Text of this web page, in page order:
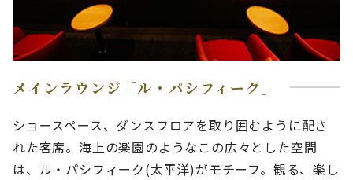
メインラウンジ「ル・パシフィーク」
ショースペース、ダンスフロアを取り囲むように配さ
れた客席。海上の楽園のようなこの広々とした空間
は、ル・パシフィーク(太平洋)がモチーフ。観る、楽し